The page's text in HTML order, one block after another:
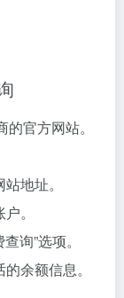
官方网站。
地址。
。
询”选项。
余额信息。